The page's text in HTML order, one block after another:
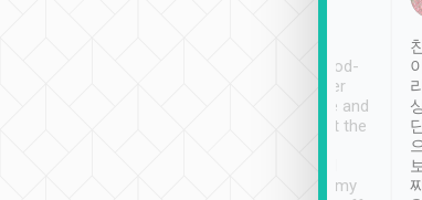
service, vehicles in good-
condition and the driver
service was awesome and
thoughtful. Driver went the
have safely arrived at my